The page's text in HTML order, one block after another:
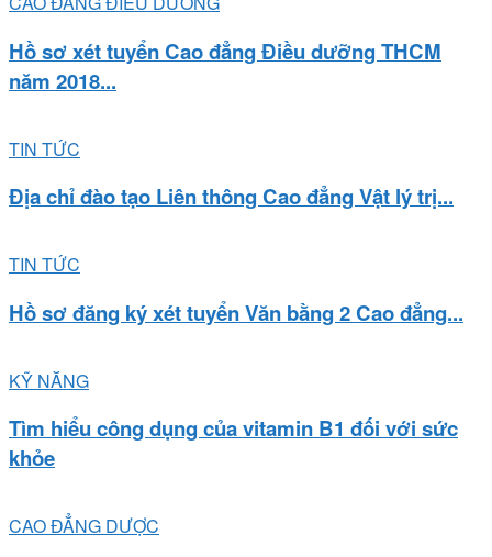
Hồ sơ xét tuyển Cao đẳng Điều dưỡng THCM
năm 2018...
TIN TỨC
Địa chỉ đào tạo Liên thông Cao đẳng Vật lý trị...
TIN TỨC
Hồ sơ đăng ký xét tuyển Văn bằng 2 Cao đẳng...
KỸ NĂNG
Tìm hiểu công dụng của vitamin B1 đối với sức
khỏe
CAO ĐẲNG DƯỢC